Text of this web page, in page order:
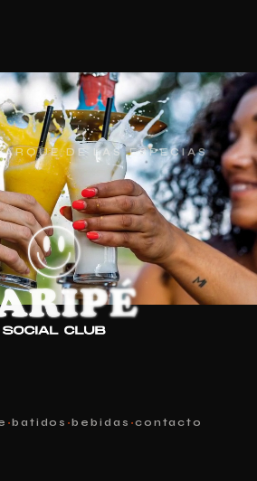
DE LAS ESPECIAS
·batidos ·bebidas ·contacto